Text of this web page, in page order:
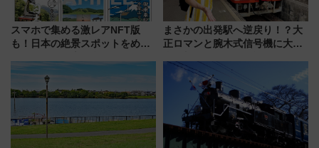
スマホで集める激レアNFT版
も！日本の絶景スポットをめぐ
ん)」企画がスタート
まさかの出発駅へ逆戻り！？大
正ロマンと腕木式信号機に大興
目の舞台は岐阜県の「明知鉄
道」